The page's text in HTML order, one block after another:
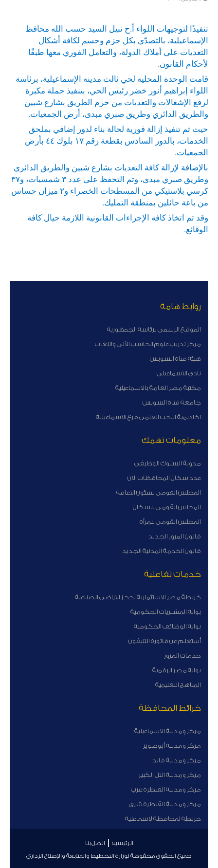
تنفيذًا لتوجيهات اللواء أ.ح نبيل السيد حسب الله محافظ
الإسماعيلية، بالتصدّي بكل حزم وحسم لكافة أشكال
التعديات على أملاك الدولة، والتعامل الفوري معها طبقًا
لأحكام القانون.
قامت الوحدة المحلية لحي ثالث مدينة الإسماعيلية، برئاسة
اللواء إبراهيم أنور خضر رئيس الحي، بتنفيذ حملة مكبرة
لرفع الإشغالات والتعديات من حرم الطريق بشارع شبين
والطريق الدائري وطريق صبري مبدى، أرض الجمعيات.
حيث تم تنفيذ إزالة فورية لحالة بناء لدور إضافي بملحق
الخدمات، بالدور السادس بقطعة رقم ١٧ بلوك ٤٤ بأرض
الجمعيات.
بالإضافة لإزالة كافة التعديات بشارع شبين والطريق الدائري
وطريق صبري مبدى، وتم التحفظ على عدد ٣ شمسيات، و٣٧
كرسي بلاستيكي من المسطحات الخضراء و٢ ميزان حساس
من باعة حائلين بمنطقة التمليك.
وقد تم اتخاذ كافة الإجراءات القانونية اللازمة حيال كافة
الوقائع.
روابط هامة
الموقع الرسمى لرئاسة الجمهورية
مركز تدريب علوم الحاسب الآلى واللغات
هيئة قناة السوبس
نادى الاسماعيلى
مكتبة مصر العامة بالاسماعيلية
جامعة قناة السويس
اكاديمية البحث العلمى فرع الاسماعيلية
معلومات تهمك
مدونة السلوك الوظيفى
عدد سكان المحافظات الان
المجلس القومى لشئون الاعاقة
المجلس القومى للسكان
المجلس القومى للمرأة
قانون المرور الجديد
قانون الخدمة المدنية الجديد
خدمات تفاعلية
خريطة مصر الاستثمارية لحجز الاراضى الصناعية
بوابة المشتريات الحكومية
بوابة الوظائف الحكومية
أستعلم عن فاتورة التليفون
خدمات المرور
بوابة مصر الرقمية
المناهج التعليمية
خرائط المحافظة
مركز ومدينة الاسماعيلية
مركز ومدينة أبوصوير
مركز ومدينة فايد
مركز ومدينة التل الكبير
مركز ومدينة القنطرة غرب
مركز ومدينة القنطرة شرق
خريطة لمحافظة لاسماعلية
الرئيسية
اتصل بنا
جميع الحقوق محفوظة لوزارة التخطيط والمتابعة والإصلاح الإداري